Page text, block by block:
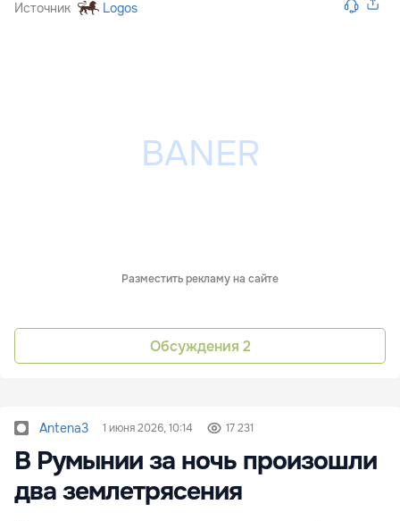
Источник Logos
Разместить рекламу на сайте
Обсуждения 2
Antena3 1 июня 2026, 10:14 17 231
В Румынии за ночь произошли
два землетрясения